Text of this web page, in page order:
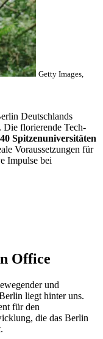
Getty Images,
Deutschlands
florierende Tech-
40 Spitzenuniversitäten
Voraussetzungen für
Impulse bei
Office
und
liegt hinter uns.
für den
die das Berlin